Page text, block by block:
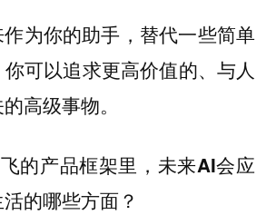
为你的助手，替代一些简单
可以追求更高价值的、与人
高级事物。
的产品框架里，未来AI会应
的哪些方面？